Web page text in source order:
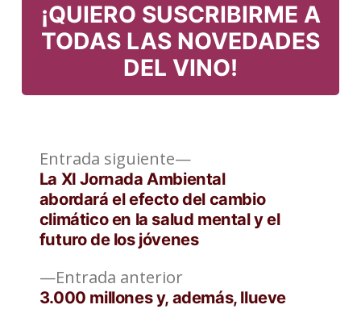
¡QUIERO SUSCRIBIRME A
TODAS LAS NOVEDADES
DEL VINO!
Navegación
de
entradas
Entrada anteriorEntrada
anterior:
3.000 millones y, además, llueve
Entrada siguiente
Entrada
siguiente:
La XI Jornada Ambiental
abordará el efecto del cambio
climático en la salud mental y el
futuro de los jóvenes